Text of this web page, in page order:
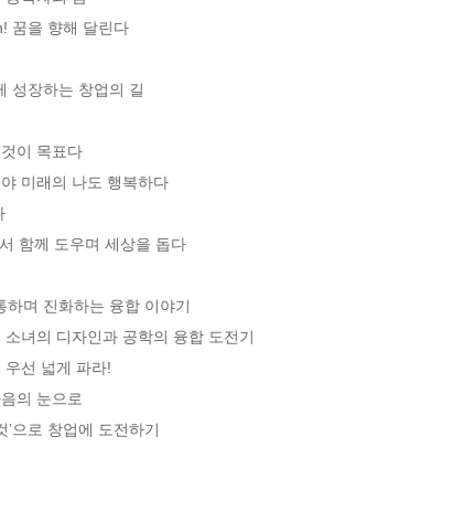
꿈을 향해 달린다
성장하는 창업의 길
이 목표다
미래의 나도 행복하다
함께 도우며 세상을 돕다
하며 진화하는 융합 이야기
녀의 디자인과 공학의 융합 도전기
우선 넓게 파라!
의 눈으로
’으로 창업에 도전하기